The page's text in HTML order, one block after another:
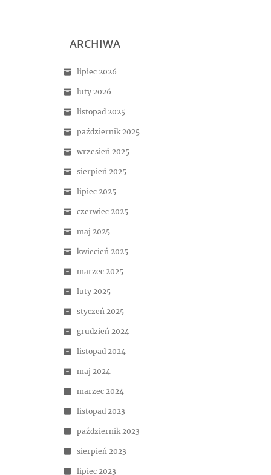
ARCHIWA
lipiec 2026
luty 2026
listopad 2025
październik 2025
wrzesień 2025
sierpień 2025
lipiec 2025
czerwiec 2025
maj 2025
kwiecień 2025
marzec 2025
luty 2025
styczeń 2025
grudzień 2024
listopad 2024
maj 2024
marzec 2024
listopad 2023
październik 2023
sierpień 2023
lipiec 2023